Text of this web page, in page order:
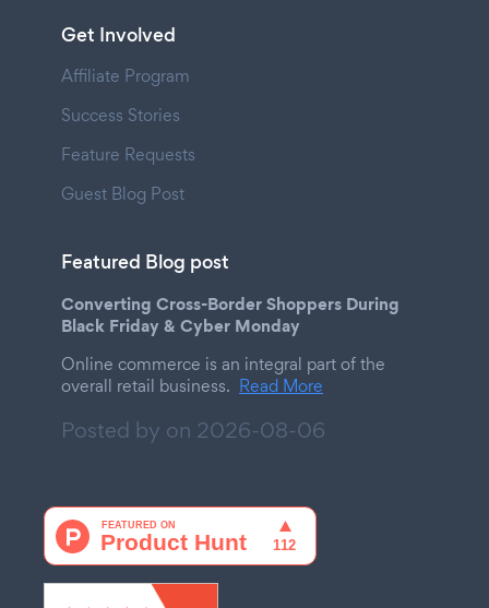
Get Involved
Affiliate Program
Success Stories
Feature Requests
Guest Blog Post
Featured Blog post
Converting Cross-Border Shoppers During
Black Friday & Cyber Monday
Online commerce is an integral part of the
overall retail business. Read More
Posted by on 2026-08-06